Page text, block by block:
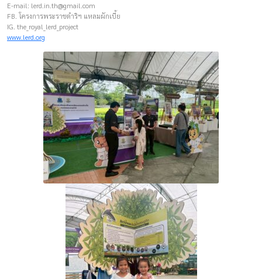
E-mail: lerd.in.th@gmail.com
FB. โครงการพระราชดำริฯ แหลมผักเบี้ย
IG. the_royal_lerd_project
www.lerd.org